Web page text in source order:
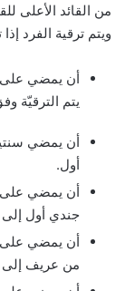
من القائد الأعلى
ويتم ترقية الفرد
أن يمضي على
يتم الترقيّة
أن يمضي
أول.
أن يمضي على
جندي أول
أن يمضي على
من عريف إلى